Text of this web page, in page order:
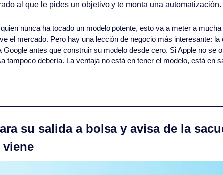
al que le pides un objetivo y te monta una automatización.
nunca ha tocado un modelo potente, esto va a meter a mucha
el mercado. Pero hay una lección de negocio más interesante: la
Google antes que construir su modelo desde cero. Si Apple no se
tampoco debería. La ventaja no está en tener el modelo, está en
su salida a bolsa y avisa de la
viene